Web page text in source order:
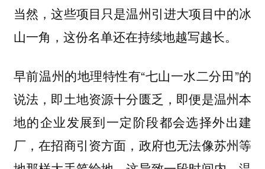
当然，这些项目只是温州引进大项目中的冰
山一角，这份名单还在持续地越写越长。
早前温州的地理特性有“七山一水二分田”的
说法，即土地资源十分匮乏，即便是温州本
地的企业发展到一定阶段都会选择外出建
厂，在招商引资方面，政府也无法像苏州等